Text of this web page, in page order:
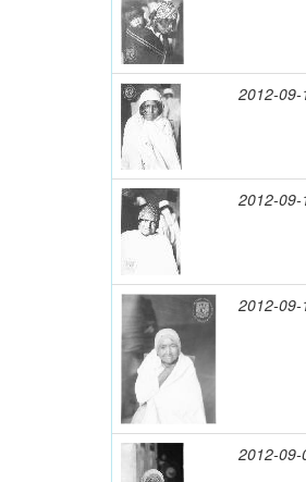
2012-09-
2012-09-
2012-09-
2012-09-